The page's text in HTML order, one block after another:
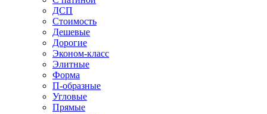
ДСП
Стоимость
Дешевые
Дорогие
Эконом-класс
Элитные
Форма
П-образные
Угловые
Прямые